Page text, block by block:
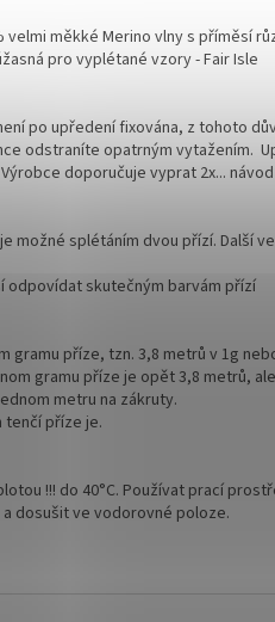
měkké Merino vlny s příměsí
pro vyplétané vzory - Fair Isle
po upředení fixována, z tohoto
odstraníte opatrným vytažením.
doporučuje vyprat 2x...
možné splétáním dvou přízí. Další
odpovídat skutečným barvám přízí
gramu příze, tzn. 3,8 metrů v 1g
gramu příze je opět 3,8 metrů,
metru na zákruty.
tenčí příze je.
!!! do 40°C. Používat prací
dosušit ve vodorovné poloze.